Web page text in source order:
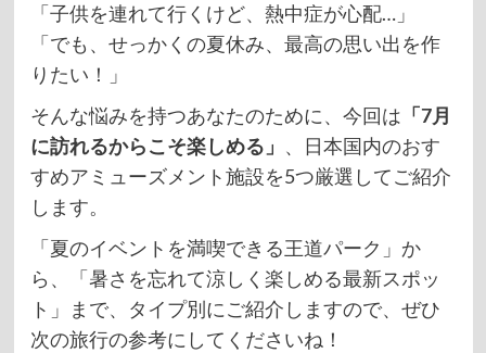
「子供を連れて行くけど、熱中症が心配…」
「でも、せっかくの夏休み、最高の思い出を作
りたい！」
そんな悩みを持つあなたのために、今回は 「7月
に訪れるからこそ楽しめる」 、日本国内のおす
すめアミューズメント施設を5つ厳選してご紹介
します。
「夏のイベントを満喫できる王道パーク」か
ら、「暑さを忘れて涼しく楽しめる最新スポッ
ト」まで、タイプ別にご紹介しますので、ぜひ
次の旅行の参考にしてくださいね！